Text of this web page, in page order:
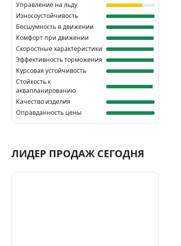
Управление на льду
Износоустойчивость
Бесшумность в движении
Комфорт при движении
Скоростные характеристики
Эффективность торможения
Курсовая устойчивость
Стойкость к
аквапланированию
Качество изделия
Оправданность цены
ЛИДЕР ПРОДАЖ СЕГОДНЯ